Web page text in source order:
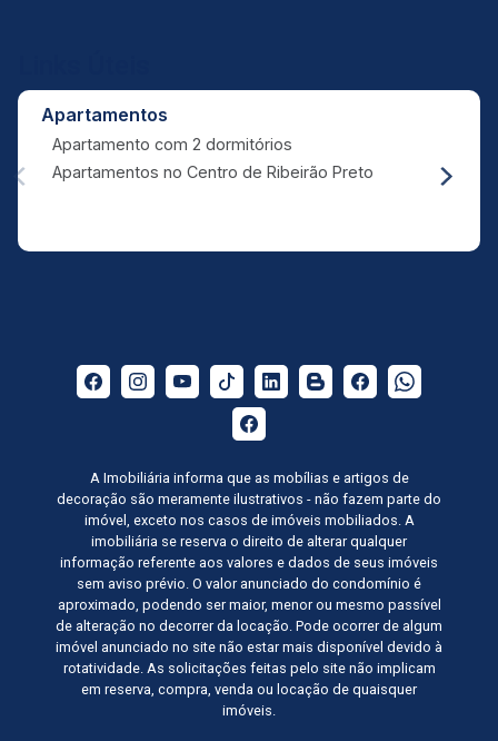
Apartamentos
Apartamento com 2 dormitórios
Apartamentos no Centro de Ribeirão Preto
A Imobiliária informa que as mobílias e artigos de
decoração são meramente ilustrativos - não fazem parte do
imóvel, exceto nos casos de imóveis mobiliados. A
imobiliária se reserva o direito de alterar qualquer
informação referente aos valores e dados de seus imóveis
sem aviso prévio. O valor anunciado do condomínio é
aproximado, podendo ser maior, menor ou mesmo passível
de alteração no decorrer da locação. Pode ocorrer de algum
imóvel anunciado no site não estar mais disponível devido à
rotatividade. As solicitações feitas pelo site não implicam
em reserva, compra, venda ou locação de quaisquer
imóveis.